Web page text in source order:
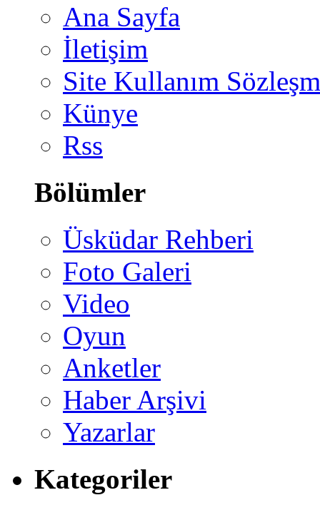
Ana Sayfa
İletişim
Site Kullanım
Künye
Rss
Bölümler
Üsküdar Rehberi
Foto Galeri
Video
Oyun
Anketler
Haber Arşivi
Yazarlar
Kategoriler